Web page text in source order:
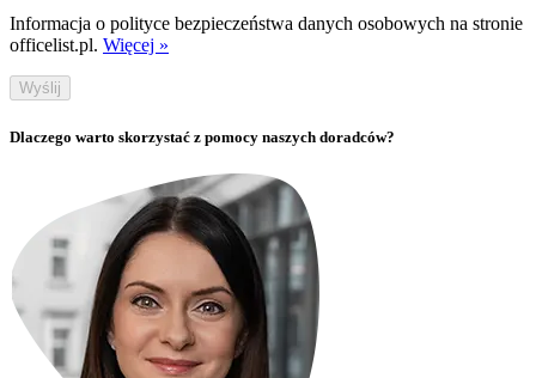
Informacja o polityce bezpieczeństwa danych osobowych na stronie
officelist.pl. Więcej »
Wyślij
Dlaczego warto skorzystać z pomocy naszych doradców?